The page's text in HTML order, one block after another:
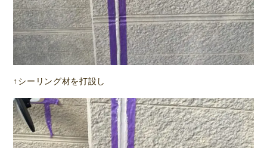
↑シーリング材を打設し